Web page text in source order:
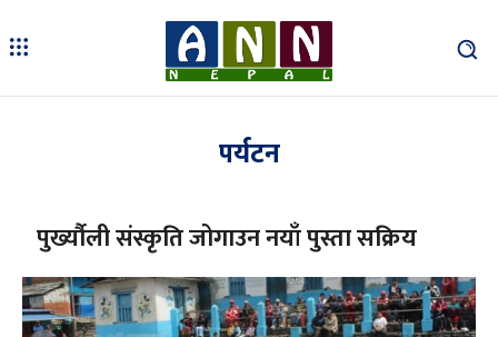
पर्यटन
पुर्ख्यौली संस्कृति जोगाउन नयाँ पुस्ता सक्रिय